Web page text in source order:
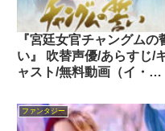
『宮廷女官チャングムの
い』 吹替声優/あらすじ/
ャスト/無料動画（イ・ヨ
ファンタジー